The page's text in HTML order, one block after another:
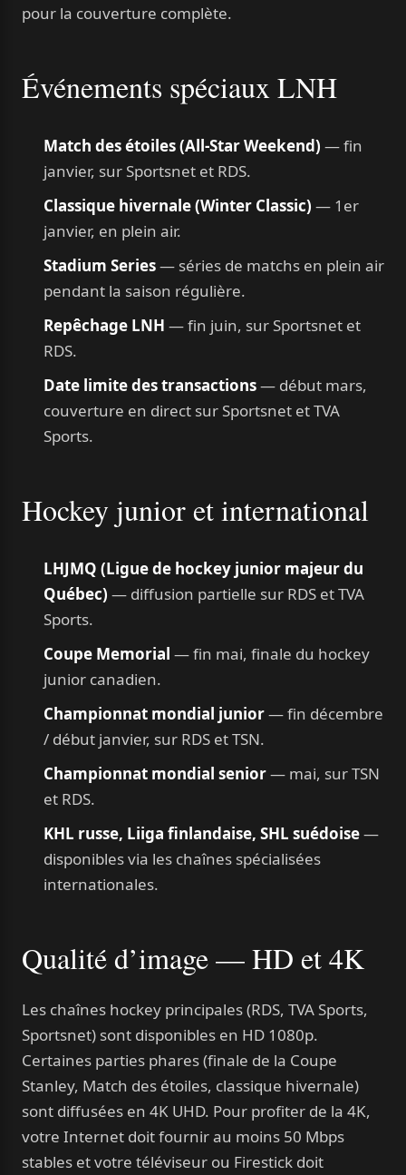
pour la couverture complète.
Événements spéciaux LNH
Match des étoiles (All-Star Weekend) — fin
janvier, sur Sportsnet et RDS.
Classique hivernale (Winter Classic) — 1er
janvier, en plein air.
Stadium Series— séries de matchs en plein air
pendant la saison régulière.
Repêchage LNH — fin juin, sur Sportsnet et
RDS.
Date limite des transactions— début mars,
couverture en direct sur Sportsnet et TVA
Sports.
Hockey junior et international
LHJMQ (Ligue de hockey junior majeur du
Québec) — diffusion partielle sur RDS et TVA
Sports.
Coupe Memorial — fin mai, finale du hockey
junior canadien.
Championnat mondial junior— fin décembre
/ début janvier, sur RDS et TSN.
Championnat mondial senior— mai, sur TSN
et RDS.
KHL russe, Liiga finlandaise, SHL suédoise—
disponibles via les chaînes spécialisées
internationales.
Qualité d’image — HD et 4K
Les chaînes hockey principales (RDS, TVA Sports,
Sportsnet) sont disponibles en HD 1080p.
Certaines parties phares (finale de la Coupe
Stanley, Match des étoiles, classique hivernale)
sont diffusées en 4K UHD. Pour profiter de la 4K,
votre Internet doit fournir au moins 50 Mbps
stables et votre téléviseur ou Firestick doit